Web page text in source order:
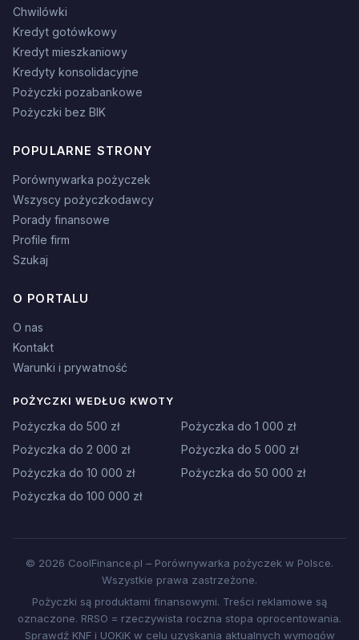
Chwilówki
Kredyt gotówkowy
Kredyt mieszkaniowy
Kredyty konsolidacyjne
Pożyczki pozabankowe
Pożyczki bez BIK
POPULARNE STRONY
Porównywarka pożyczek
Wszyscy pożyczkodawcy
Porady finansowe
Profile firm
Szukaj
O PORTALU
O nas
Kontakt
Warunki i prywatność
POŻYCZKI WEDŁUG KWOTY
Pożyczka do 500 zł
Pożyczka do 1 000 zł
Pożyczka do 2 000 zł
Pożyczka do 5 000 zł
Pożyczka do 10 000 zł
Pożyczka do 50 000 zł
Pożyczka do 100 000 zł
© 2026 CoolFinance.pl – Porównywarka pożyczek w Polsce.
Wszystkie prawa zastrzeżone.
Pożyczki są produktami finansowymi. Treści reklamowe są
oznaczone. RRSO = rzeczywista roczna stopa oprocentowania.
Sprawdź KNF i UOKiK w celu uzyskania aktualnych wymogów